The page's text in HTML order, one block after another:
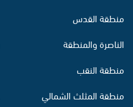
منطقة القدس
الناصرة والمنطقة
منطقة النقب
منطقة المثلث الشمالي